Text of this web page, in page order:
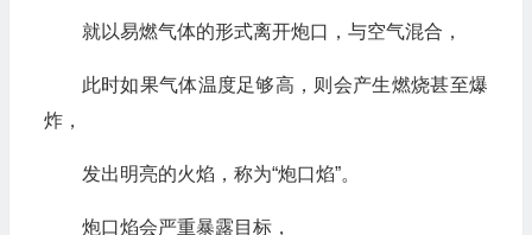
就以易燃气体的形式离开炮口，与空气混合，
此时如果气体温度足够高，则会产生燃烧甚至爆
炸，
发出明亮的火焰，称为“炮口焰”。
炮口焰会严重暴露目标，